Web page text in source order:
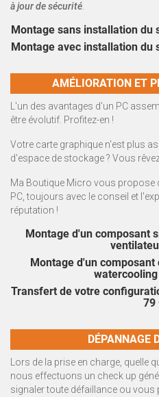
à jour de sécurité
Montage sans installation du
Montage avec installation du
AMÉLIORATION ET
L'un des avantages d'un PC
être évolutif. Profitez-en !
Votre carte graphique n'est plus
d'espace de stockage ? Vous
Ma Boutique Micro vous
PC, toujours avec le conseil et
réputation !
Montage d'un composant
Montage d'un
Transfert de votre
79
DÉPANNAGE
Lors de la prise en charge, quelle
nous effectuons un check up
signaler toute défaillance ou